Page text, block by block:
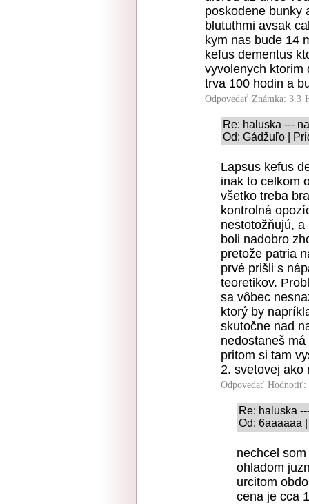
poskodene bunky
blututhmi avsak
kym nas bude 14
kefus dementus
vyvolenych ktorim
trva 100 hodin a
Odpovedať Známka: 3.3
Re: haluska ---
Od: Gádžuľo |
Lapsus kefus
inak to celkom
všetko treba
kontrolná
nestotožňujú,
boli nadobro
pretože patria
prvé prišli s
teoretikov.
sa vôbec
ktorý by
skutočne nad
nedostaneš
pritom si tam
2. svetovej ako
Odpovedať Hodnotiť:
Re: haluska
Od: 6aaaaaa
nechcel
ohladom
urcitom
cena je cca